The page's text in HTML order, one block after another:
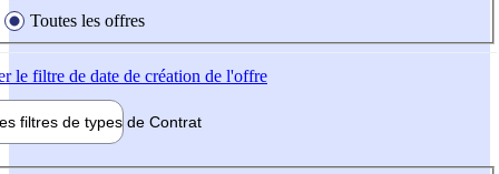
Toutes les offres
le filtre de date de création de l'offre
filtres de types de Contrat